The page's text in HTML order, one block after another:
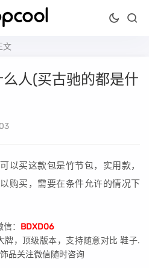
文
人(买古驰的都是什
以买这款包是竹节包，实用款，
购买，需要在条件允许的情况下
： BDXD06
牌，顶级版本，支持随意对比 鞋子.
品关注微信随时咨询